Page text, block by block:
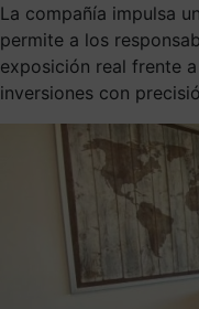
La compañía impulsa
permite a los
exposición real frente
inversiones con